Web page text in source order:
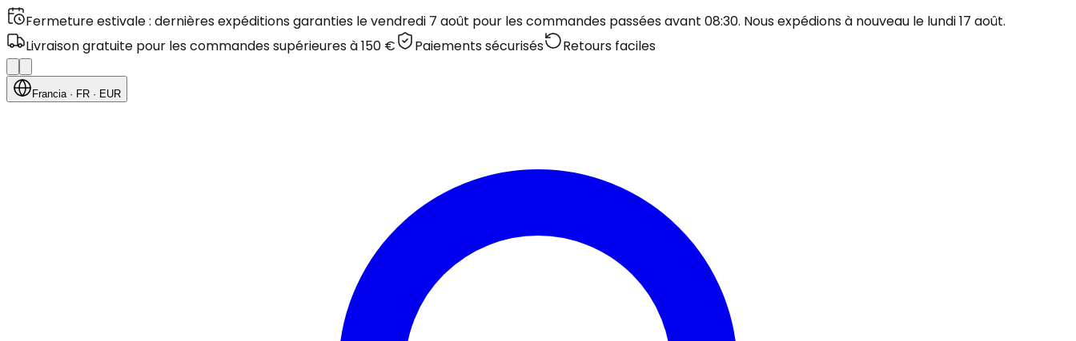
Fermeture estivale : dernières expéditions garanties le vendredi 7 août pour les commandes passées avant 08:30. Nous expédions à nouveau le lundi 17 août.
Livraison gratuite pour les commandes supérieures à 150 €
Paiements sécurisés Retours faciles
Francia· FR · EUR